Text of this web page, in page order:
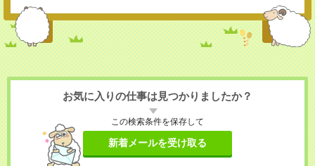
お気に入りの仕事は見つかりましたか？
この検索条件を保存して
新着メールを受け取る